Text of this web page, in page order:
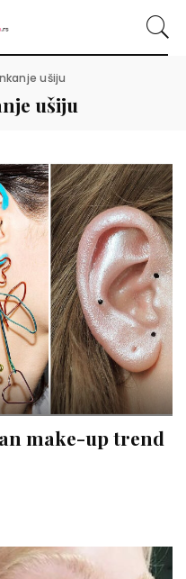
ušiju
ušiju
make-up trend